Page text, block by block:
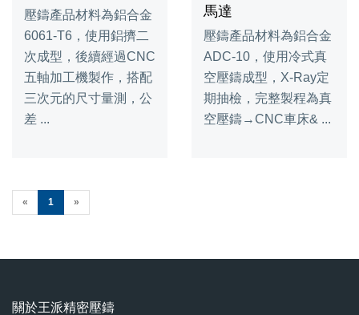
壓鑄產品材料為鋁合金
6061-T6，使用鋁擠二
次成型，後續經過CNC
五軸加工機製作，搭配
三次元的尺寸量測，公
差 ...
馬達
壓鑄產品材料為鋁合金
ADC-10，使用冷式真
空壓鑄成型，X-Ray定
期抽檢，完整製程為真
空壓鑄→CNC車床& ...
« 1 (current)
»
關於王派精密壓鑄